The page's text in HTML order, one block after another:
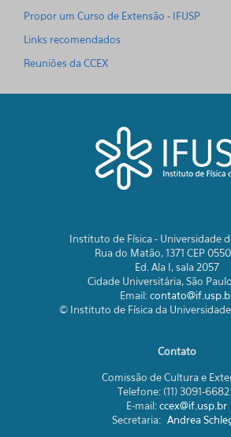
Propor um Curso de Extensão - IFUSP
Links recomendados
Reuniões da CCEX
Instituto de Física - Universidade
Rua do Matão, 1371 CEP
Ed. Ala I, sala 2057
Cidade Universitária, São
Email:
© Instituto de Física da Universidade
Contato
Comissão de Cultura e
Telefone: (11) 3091-6682
E-mail:ccex@if.usp.br
Secretaria: Andrea